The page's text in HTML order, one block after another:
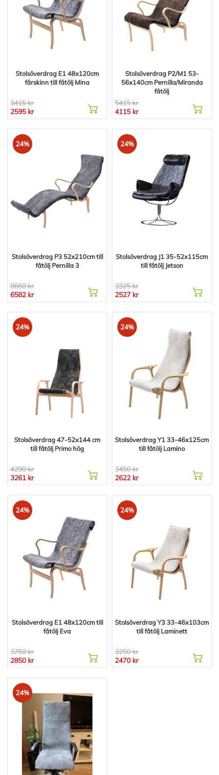
Stolsöverdrag E1 48x120cm
fårskinn till fåtölj Mina
3415 kr
2595 kr
Stolsöverdrag P2/M1 53-
56x140cm Pernilla/Miranda
fåtölj
5415 kr
4115 kr
24%
Stolsöverdrag P3 52x210cm till
fåtölj Pernilla 3
8660 kr
6582 kr
24%
Stolsöverdrag J1 35-52x115cm
till fåtölj Jetson
3325 kr
2527 kr
24%
Stolsöverdrag 47-52x144 cm
till fåtölj Primo hög
4290 kr
3261 kr
24%
Stolsöverdrag Y1 33-46x125cm
till fåtölj Lamino
3450 kr
2622 kr
24%
Stolsöverdrag E1 48x120cm till
fåtölj Eva
3750 kr
2850 kr
24%
Stolsöverdrag Y3 33-46x103cm
till fåtölj Laminett
3250 kr
2470 kr
24%